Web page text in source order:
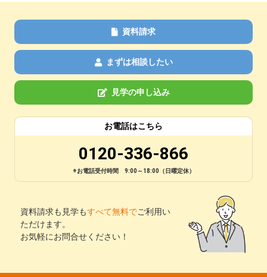
資料請求
まずは相談したい
見学の申し込み
お電話はこちら
0120-336-866
※お電話受付時間 9:00～18:00（日曜定休）
資料請求も見学もすべて無料でご利用い
ただけます。
お気軽にお問合せください！